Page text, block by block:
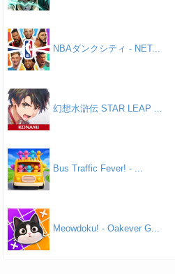
NBAダンクシティ - NET...
幻想水滸伝 STAR LEAP ...
Bus Traffic Fever! - ...
Meowdoku! - Oakever G...